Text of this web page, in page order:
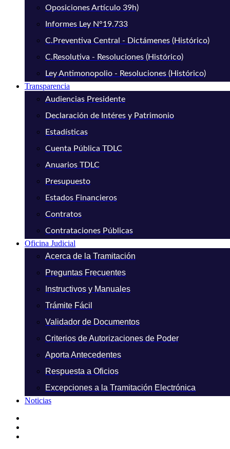
Oposiciones Artículo 39h)
Informes Ley N°19.733
C.Preventiva Central - Dictámenes (Histórico)
C.Resolutiva - Resoluciones (Histórico)
Ley Antimonopolio - Resoluciones (Histórico)
Transparencia
Audiencias Presidente
Declaración de Intéres y Patrimonio
Estadísticas
Cuenta Pública TDLC
Anuarios TDLC
Presupuesto
Estados Financieros
Contratos
Contrataciones Públicas
Oficina Judicial
Acerca de la Tramitación
Preguntas Frecuentes
Instructivos y Manuales
Trámite Fácil
Validador de Documentos
Criterios de Autorizaciones de Poder
Aporta Antecedentes
Respuesta a Oficios
Excepciones a la Tramitación Electrónica
Noticias